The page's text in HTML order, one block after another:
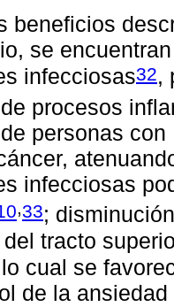
beneficios
se
infecciosas32,
procesos
personas
infecciosas
,33;
tracto
cual se
de la